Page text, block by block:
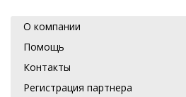
О компании
Помощь
Контакты
Регистрация партнера